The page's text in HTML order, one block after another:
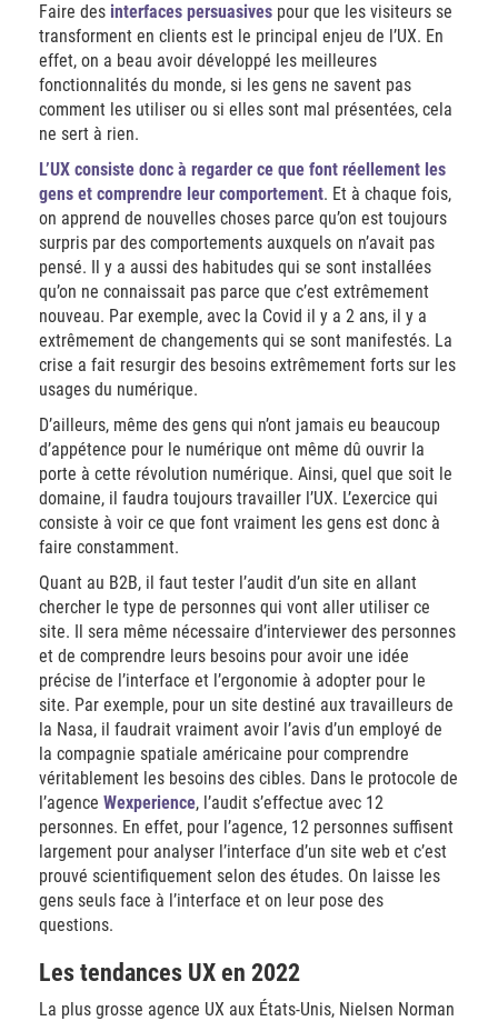
Faire des interfaces persuasives pour que les visiteurs se
transforment en clients est le principal enjeu de l’UX. En
effet, on a beau avoir développé les meilleures
fonctionnalités du monde, si les gens ne savent pas
comment les utiliser ou si elles sont mal présentées, cela
ne sert à rien.
L’UX consiste donc à regarder ce que font réellement les
gens et comprendre leur comportement. Et à chaque fois,
on apprend de nouvelles choses parce qu’on est toujours
surpris par des comportements auxquels on n’avait pas
pensé. Il y a aussi des habitudes qui se sont installées
qu’on ne connaissait pas parce que c’est extrêmement
nouveau. Par exemple, avec la Covid il y a 2 ans, il y a
extrêmement de changements qui se sont manifestés. La
crise a fait resurgir des besoins extrêmement forts sur les
usages du numérique.
D’ailleurs, même des gens qui n’ont jamais eu beaucoup
d’appétence pour le numérique ont même dû ouvrir la
porte à cette révolution numérique. Ainsi, quel que soit le
domaine, il faudra toujours travailler l’UX. L’exercice qui
consiste à voir ce que font vraiment les gens est donc à
faire constamment.
Quant au B2B, il faut tester l’audit d’un site en allant
chercher le type de personnes qui vont aller utiliser ce
site. Il sera même nécessaire d’interviewer des personnes
et de comprendre leurs besoins pour avoir une idée
précise de l’interface et l’ergonomie à adopter pour le
site. Par exemple, pour un site destiné aux travailleurs de
la Nasa, il faudrait vraiment avoir l’avis d’un employé de
la compagnie spatiale américaine pour comprendre
véritablement les besoins des cibles. Dans le protocole de
l’agence Wexperience, l’audit s’effectue avec 12
personnes. En effet, pour l’agence, 12 personnes suffisent
largement pour analyser l’interface d’un site web et c’est
prouvé scientifiquement selon des études. On laisse les
gens seuls face à l’interface et on leur pose des
questions.
Les tendances UX en 2022
La plus grosse agence UX aux États-Unis, Nielsen Norman